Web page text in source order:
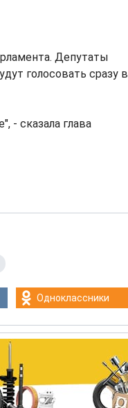
Депутаты
голосовать сразу в
- сказала глава
Одноклассники